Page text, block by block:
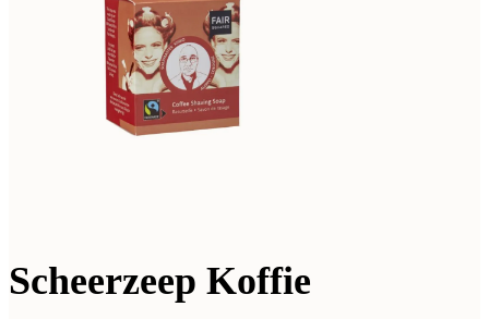
Scheerzeep Koffie